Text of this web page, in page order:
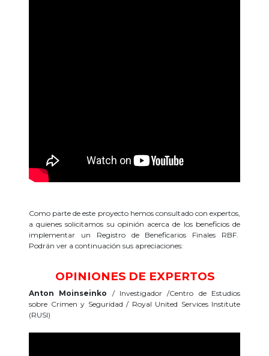
Como parte de este proyecto hemos consultado con expertos,
a quienes solicitamos su opinión acerca de los beneficios de
implementar un Registro de Beneficarios Finales RBF.
Podrán ver a continuación sus apreciaciones:
OPINIONES DE EXPERTOS
Anton Moinseinko / Investigador /Centro de Estudios
sobre Crimen y Seguridad / Royal United Services Institute
(RUSI)